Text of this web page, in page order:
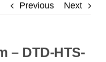
Previous Next
– DTD-HTS-